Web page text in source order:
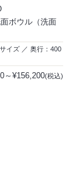
ボウル（洗面
イズ ／ 奥行：400
～¥156,200(税込)